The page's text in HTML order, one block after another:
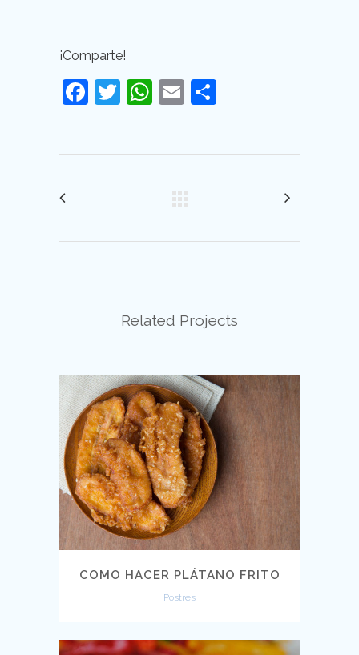
¡Comparte!
Facebook
Twitter
WhatsApp
Email
Related Projects
COMO HACER PLÁTANO FRITO
Postres